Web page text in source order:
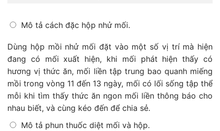
Mô tả cách đặc hộp nhử mối.
Dùng hộp mồi nhử mối đặt vào một số vị trí mà hiện
đang có mối xuất hiện, khi mối phát hiện thấy có
hương vị thức ăn, mối liền tập trung bao quanh miếng
mồi trong vòng 11 đến 13 ngày, mối có lối sống tập thể
mỗi khi tìm thấy thức ăn ngon mối liền thông báo cho
nhau biết, và cùng kéo đến để chia sẻ.
Mô tả phun thuốc diệt mối và hộp.